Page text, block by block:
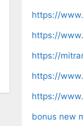
https://
https://
https://
https://
https://
bonus new